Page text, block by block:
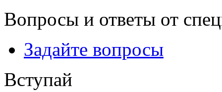
Вопросы и ответы от
Задайте вопросы
Вступай